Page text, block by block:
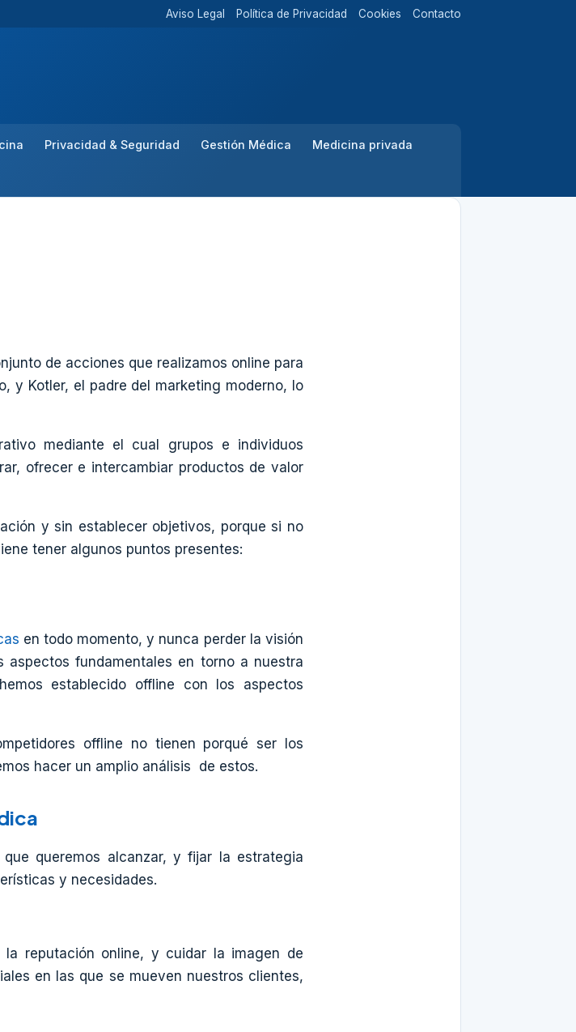
Aviso Legal Política de Privacidad Cookies Contacto
Privacidad & Seguridad Gestión Médica Medicina privada
de acciones que realizamos online para
y Kotler, el padre del marketing moderno, lo
mediante el cual grupos e individuos
ofrecer e intercambiar productos de valor
y sin establecer objetivos, porque si no
tener algunos puntos presentes:
en todo momento, y nunca perder la visión
fundamentales en torno a nuestra
establecido offline con los aspectos
offline no tienen porqué ser los
hacer un amplio análisis de estos.
queremos alcanzar, y fijar la estrategia
y necesidades.
reputación online, y cuidar la imagen de
en las que se mueven nuestros clientes,